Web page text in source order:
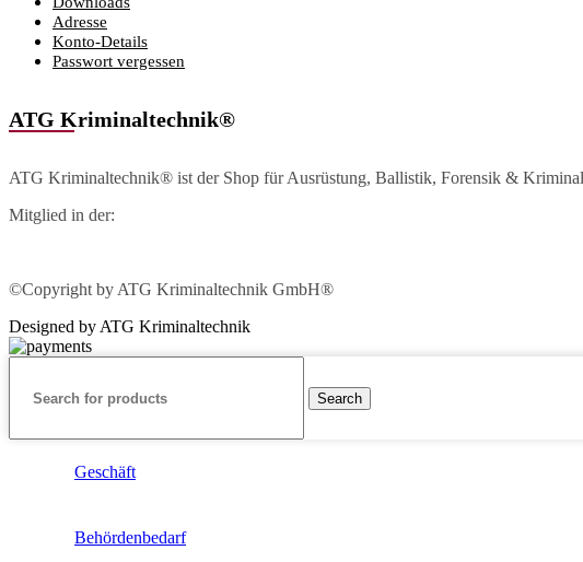
Adresse
Konto-Details
Passwort vergessen
ATG Kriminaltechnik®
ATG Kriminaltechnik® ist der Shop für Ausrüstung, Ballistik, Forensik &
Mitglied in der:
©Copyright by ATG Kriminaltechnik GmbH®
Designed by ATG Kriminaltechnik
Search
Geschäft
Behördenbedarf